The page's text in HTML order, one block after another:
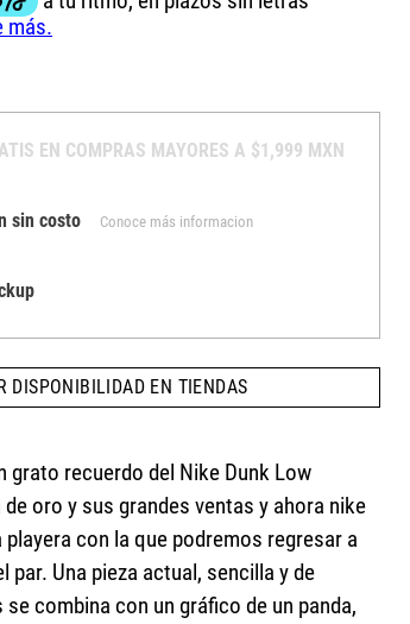
EN COMPRAS MAYORES A $1,999 MXN
sin costo Conoce más informacion
DISPONIBILIDAD EN TIENDAS
grato recuerdo del Nike Dunk Low
de oro y sus grandes ventas y ahora nike
con la que podremos regresar a
par. Una pieza actual, sencilla y de
combina con un gráfico de un panda,